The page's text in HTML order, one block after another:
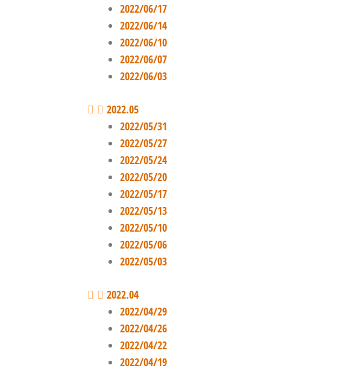
2022/06/17
2022/06/14
2022/06/10
2022/06/07
2022/06/03
2022.05
2022/05/31
2022/05/27
2022/05/24
2022/05/20
2022/05/17
2022/05/13
2022/05/10
2022/05/06
2022/05/03
2022.04
2022/04/29
2022/04/26
2022/04/22
2022/04/19